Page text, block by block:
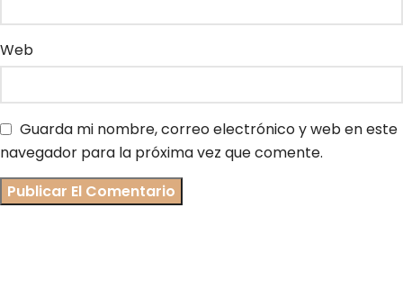
Web
Guarda mi nombre, correo electrónico y web en este
navegador para la próxima vez que comente.